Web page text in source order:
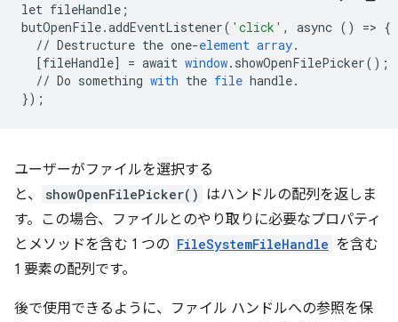
let fileHandle ;
butOpenFile.addEventListener( 'click' , async () => {
// Destructure the one-element array.
[fileHandle] = await window. showOpenFilePicker();
// Do something with the file handle.
});
ユーザーがファイルを選択する
と、
showOpenFilePicker() はハンドルの配列を返しま
す。この場合、ファイルとのやり取りに必要なプロパティ
とメソッドを含む 1 つの FileSystemFileHandle を含む
1 要素の配列です。
後で使用できるように、ファイル ハンドルへの参照を保